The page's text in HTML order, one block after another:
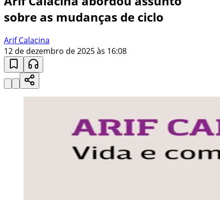
sobre as mudanças de ciclo
Arif Calacina
12 de dezembro de 2025 às 16:08